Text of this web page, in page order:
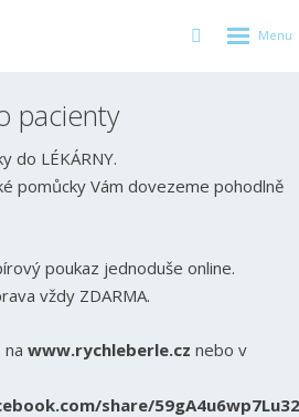
pacienty
do LÉKÁRNY.
pomůcky Vám dovezeme pohodlně
poukaz jednoduše online.
vždy ZDARMA.
www.rychleberle.cz nebo v
share/